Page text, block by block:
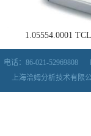
1.05554.0001
电话：86-021-52969808
上海洽姆分析技术有限